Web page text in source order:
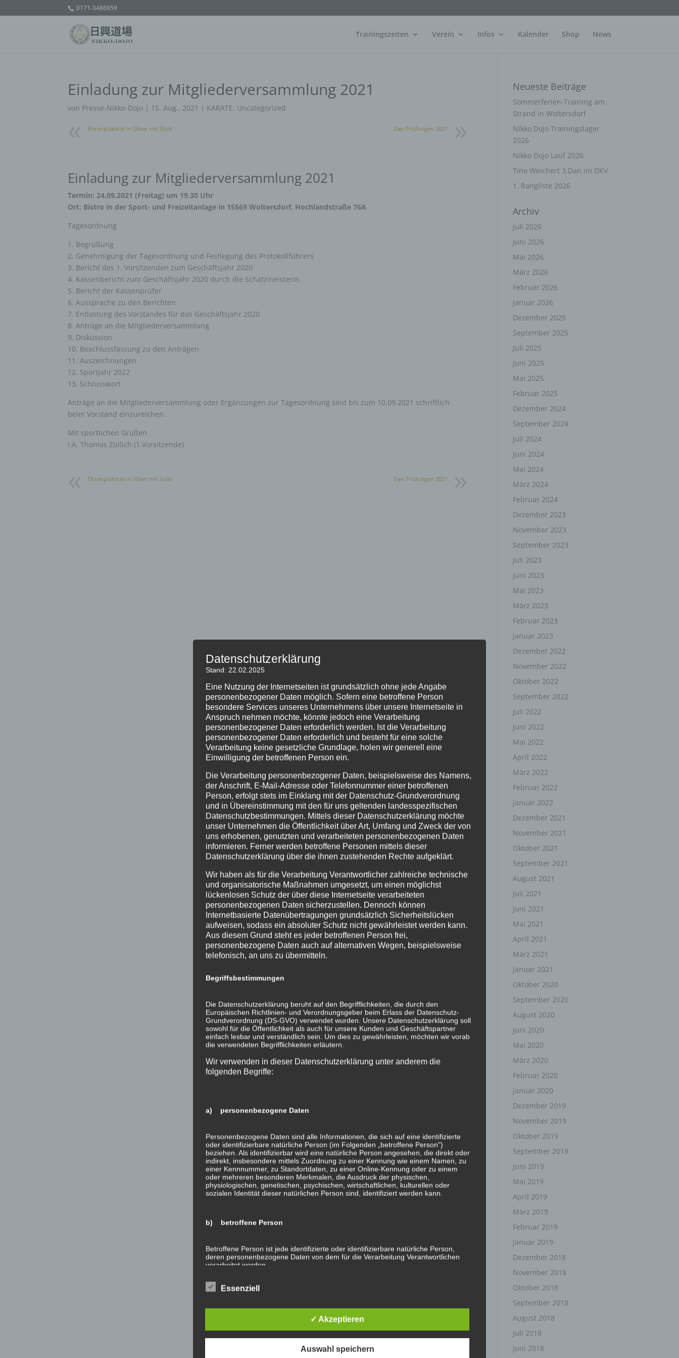
0171-3486959
Trainingszeiten Verein Infos Kalender Shop News
Einladung zur Mitgliederversammlung 2021
von Presse-Nikko-Dojo | 15. Aug.. 2021 | KARATE, Uncategorized
Ehrenplakette in Silber mit Gold Dan Prüfungen 2021
Einladung zur Mitgliederversammlung 2021
Termin: 24.09.2021 (Freitag) um 19.30 Uhr
Ort: Bistro in der Sport- und Freizeitanlage in 15569 Woltersdorf, Hochlandstraße 76A
Tagesordnung
1. Begrüßung
2. Genehmigung der Tagesordnung und Festlegung des Protokollführers
3. Bericht des 1. Vorsitzenden zum Geschäftsjahr 2020
4. Kassenbericht zum Geschäftsjahr 2020 durch die Schatzmeisterin
5. Bericht der Kassenprüfer
6. Aussprache zu den Berichten
7. Entlastung des Vorstandes für das Geschäftsjahr 2020
8. Anträge an die Mitgliederversammlung
9. Diskussion
10. Beschlussfassung zu den Anträgen
11. Auszeichnungen
12. Sportjahr 2022
13. Schlusswort
Anträge an die Mitgliederversammlung oder Ergänzungen zur Tagesordnung sind bis zum 10.09.2021 schriftlich
beim Vorstand einzureichen.
Mit sportlichen Grüßen
i.A. Thomas Züllich (1.Vorsitzende)
Ehrenplakette in Silber mit Gold Dan Prüfungen 2021
Neueste Beiträge
Sommerferien-Training am
Strand in Woltersdorf
Nikko Dojo Trainingslager
2026
Nikko Dojo Lauf 2026
Tino Weichert 3.Dan im DKV
1. Rangliste 2026
Archiv
Juli 2026
Juni 2026
Mai 2026
März 2026
Februar 2026
Januar 2026
Dezember 2025
September 2025
Juli 2025
Juni 2025
Mai 2025
Februar 2025
Dezember 2024
September 2024
Juli 2024
Juni 2024
Mai 2024
März 2024
Februar 2024
Dezember 2023
November 2023
September 2023
Juli 2023
Juni 2023
Mai 2023
März 2023
Februar 2023
Januar 2023
Dezember 2022
November 2022
Oktober 2022
September 2022
Juli 2022
Juni 2022
Mai 2022
April 2022
März 2022
Februar 2022
Januar 2022
Dezember 2021
November 2021
Oktober 2021
September 2021
August 2021
Juli 2021
Juni 2021
Mai 2021
April 2021
März 2021
Januar 2021
Oktober 2020
September 2020
August 2020
Juni 2020
Mai 2020
März 2020
Februar 2020
Januar 2020
Dezember 2019
November 2019
Oktober 2019
September 2019
Juni 2019
Mai 2019
April 2019
März 2019
Februar 2019
Januar 2019
Dezember 2018
November 2018
Oktober 2018
September 2018
August 2018
Juli 2018
Juni 2018
Datenschutzerklärung
Stand: 22.02.2025
Eine Nutzung der Internetseiten ist grundsätzlich ohne jede Angabe
personenbezogener Daten möglich. Sofern eine betroffene Person
besondere Services unseres Unternehmens über unsere Internetseite in
Anspruch nehmen möchte, könnte jedoch eine Verarbeitung
personenbezogener Daten erforderlich werden. Ist die Verarbeitung
personenbezogener Daten erforderlich und besteht für eine solche
Verarbeitung keine gesetzliche Grundlage, holen wir generell eine
Einwilligung der betroffenen Person ein.
Die Verarbeitung personenbezogener Daten, beispielsweise des Namens,
der Anschrift, E-Mail-Adresse oder Telefonnummer einer betroffenen
Person, erfolgt stets im Einklang mit der Datenschutz-Grundverordnung
und in Übereinstimmung mit den für uns geltenden landesspezifischen
Datenschutzbestimmungen. Mittels dieser Datenschutzerklärung möchte
unser Unternehmen die Öffentlichkeit über Art, Umfang und Zweck der von
uns erhobenen, genutzten und verarbeiteten personenbezogenen Daten
informieren. Ferner werden betroffene Personen mittels dieser
Datenschutzerklärung über die ihnen zustehenden Rechte aufgeklärt.
Wir haben als für die Verarbeitung Verantwortlicher zahlreiche technische
und organisatorische Maßnahmen umgesetzt, um einen möglichst
lückenlosen Schutz der über diese Internetseite verarbeiteten
personenbezogenen Daten sicherzustellen. Dennoch können
Internetbasierte Datenübertragungen grundsätzlich Sicherheitslücken
aufweisen, sodass ein absoluter Schutz nicht gewährleistet werden kann.
Aus diesem Grund steht es jeder betroffenen Person frei,
personenbezogene Daten auch auf alternativen Wegen, beispielsweise
telefonisch, an uns zu übermitteln.
Begriffsbestimmungen
Die Datenschutzerklärung beruht auf den Begrifflichkeiten, die durch den
Europäischen Richtlinien- und Verordnungsgeber beim Erlass der Datenschutz-
Grundverordnung (DS-GVO) verwendet wurden. Unsere Datenschutzerklärung soll
sowohl für die Öffentlichkeit als auch für unsere Kunden und Geschäftspartner
einfach lesbar und verständlich sein. Um dies zu gewährleisten, möchten wir vorab
die verwendeten Begrifflichkeiten erläutern.
Wir verwenden in dieser Datenschutzerklärung unter anderem die
folgenden Begriffe:
a) personenbezogene Daten
Personenbezogene Daten sind alle Informationen, die sich auf eine identifizierte
oder identifizierbare natürliche Person (im Folgenden „betroffene Person")
beziehen. Als identifizierbar wird eine natürliche Person angesehen, die direkt oder
indirekt, insbesondere mittels Zuordnung zu einer Kennung wie einem Namen, zu
einer Kennnummer, zu Standortdaten, zu einer Online-Kennung oder zu einem
oder mehreren besonderen Merkmalen, die Ausdruck der physischen,
physiologischen, genetischen, psychischen, wirtschaftlichen, kulturellen oder
sozialen Identität dieser natürlichen Person sind, identifiziert werden kann.
b) betroffene Person
Betroffene Person ist jede identifizierte oder identifizierbare natürliche Person,
deren personenbezogene Daten von dem für die Verarbeitung Verantwortlichen
verarbeitet werden.
c) Verarbeitung
Verarbeitung ist jeder mit oder ohne Hilfe automatisierter Verfahren ausgeführte
personenbezogenen Daten wie das Erheben, das Erfassen, die Organisation, das
Ordnen, die Speicherung, die Anpassung oder Veränderung, das Auslesen, das
Abfragen, die Verwendung, die Offenlegung durch Übermittlung, Verbreitung oder
Essenziell
✓ Akzeptieren
Auswahl speichern